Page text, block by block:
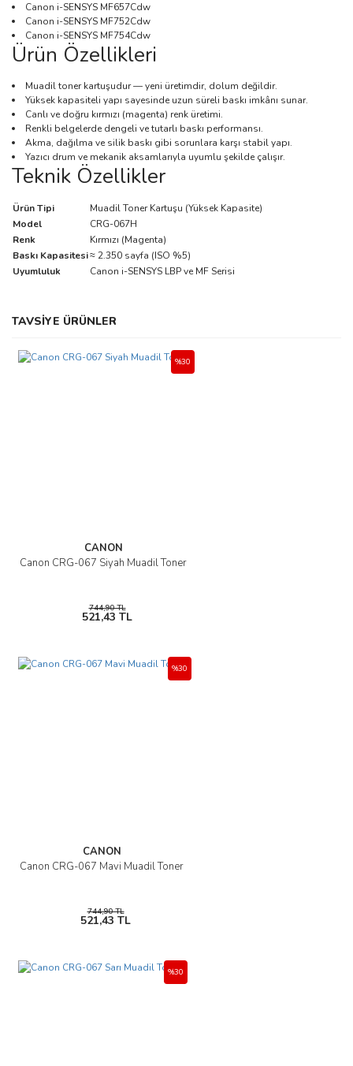
Canon i-SENSYS MF657Cdw
Canon i-SENSYS MF752Cdw
Canon i-SENSYS MF754Cdw
Ürün Özellikleri
Muadil toner kartuşudur — yeni üretimdir, dolum değildir.
Yüksek kapasiteli yapı sayesinde uzun süreli baskı imkânı sunar.
Canlı ve doğru kırmızı (magenta) renk üretimi.
Renkli belgelerde dengeli ve tutarlı baskı performansı.
Akma, dağılma ve silik baskı gibi sorunlara karşı stabil yapı.
Yazıcı drum ve mekanik aksamlarıyla uyumlu şekilde çalışır.
Teknik Özellikler
Ürün Tipi
Muadil Toner Kartuşu (Yüksek Kapasite)
Model
CRG-067H
Renk
Kırmızı (Magenta)
Baskı Kapasitesi≈ 2.350 sayfa (ISO %5)
Uyumluluk
Canon i-SENSYS LBP ve MF Serisi
Bu ürünün fiyat bilgisi, resim, ürün açıklamalarında ve diğer
konularda yetersiz gördüğünüz noktaları öneri formunu kullanarak
Görüş ve önerileriniz için teşekkür ederiz.
TAVSİYE ÜRÜNLER
CANON
Canon CRG-067 Siyah Muadil Toner
%30
744,90 TL
521,43 TL
CANON
Canon CRG-067 Mavi Muadil Toner
%30
744,90 TL
521,43 TL
%30